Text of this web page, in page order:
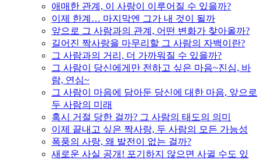
애매한 관계, 이 사랑이 이루어질 수 있을까?
이제 한계… 마지막엔 그가 내 것이 될까
앞으로 그 사람과의 관계, 어떤 변화가 찾아올까?
길어진 짝사랑을 마무리할 그 사람의 자백이란?
그 사람과의 거리, 더 가까워질 수 있을까?
그 사람이 당신에게만 전하고 싶은 마음~진심, 바
람, 연심~
그 사람이 마음에 담아둔 당신에 대한 마음, 앞으로
두 사람의 미래
혹시 거절 당한 걸까? 그 사람의 태도의 의미
이제 끝내고 싶은 짝사랑, 두 사람의 모든 가능성
폭풍의 사랑, 왜 발전이 없는 걸까?
새로운 사실 공개! 포기하지 않으면 사귈 수도 있